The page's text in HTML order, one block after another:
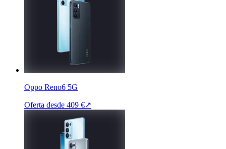
Oppo Reno6 5G
Oferta desde 409 €↗